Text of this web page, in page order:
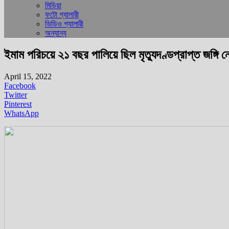
মিডিয়া
ফটো গ্যালারী
ভিডিও গ্যালারী
অন্যান্য
ইমাম পরিচয়ে ২১ বছর পালিয়ে ছিল মৃত্যুদণ্ডপ্রাপ্ত জঙ্গি
April 15, 2022
Facebook
Twitter
Pinterest
WhatsApp